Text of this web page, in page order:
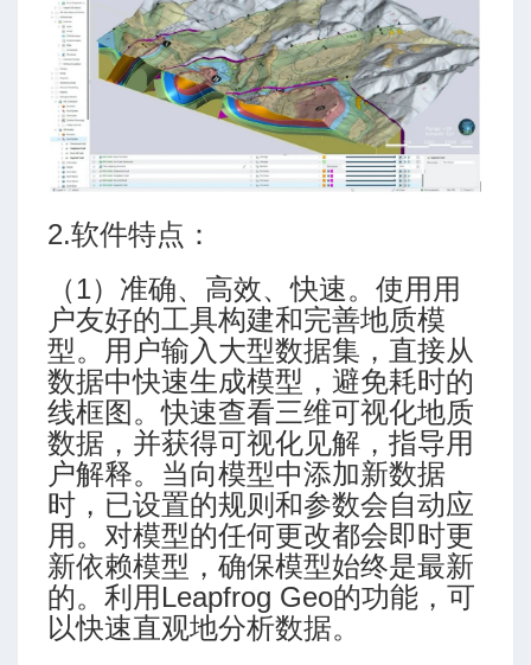
2.软件特点：
（1）准确、高效、快速。使用用
户友好的工具构建和完善地质模
型。用户输入大型数据集，直接从
数据中快速生成模型，避免耗时的
线框图。快速查看三维可视化地质
数据，并获得可视化见解，指导用
户解释。当向模型中添加新数据
时，已设置的规则和参数会自动应
用。对模型的任何更改都会即时更
新依赖模型，确保模型始终是最新
的。利用Leapfrog Geo的功能，可
以快速直观地分析数据。